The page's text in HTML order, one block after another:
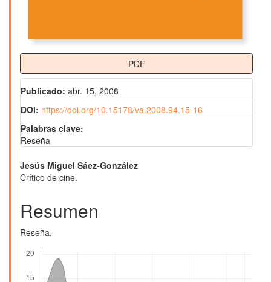
PDF
Publicado: abr. 15, 2008
DOI: https://doi.org/10.15178/va.2008.94.15-16
Palabras clave:
Reseña
Contenido
principal
del
artículo
Jesús Miguel Sáez-González
Crítico de cine.
Resumen
Reseña.